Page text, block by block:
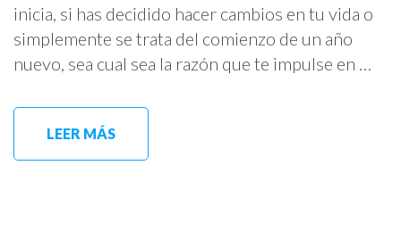
inicia, si has decidido hacer cambios en tu vida o
simplemente se trata del comienzo de un año
nuevo, sea cual sea la razón que te impulse en …
LEER MÁS